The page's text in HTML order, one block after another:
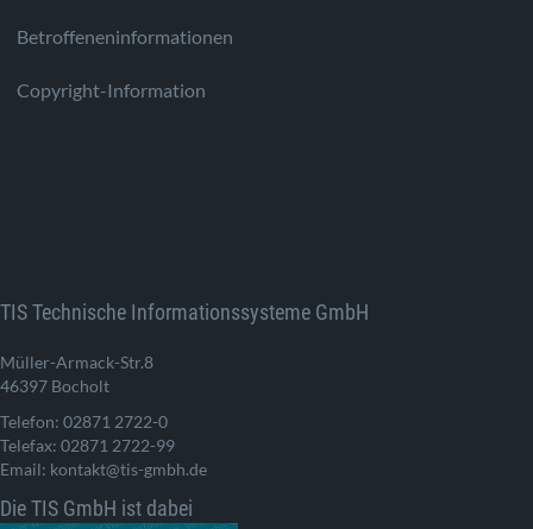
Betroffeneninformationen
Copyright-Information
TIS Technische Informationssysteme GmbH
Müller-Armack-Str.8
46397 Bocholt
Telefon: 02871 2722-0
Telefax: 02871 2722-99
Email: kontakt@tis-gmbh.de
Die TIS GmbH ist dabei